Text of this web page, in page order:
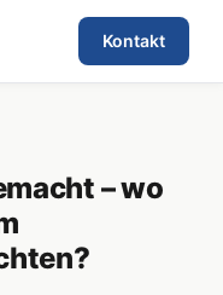
Kontakt
– wo